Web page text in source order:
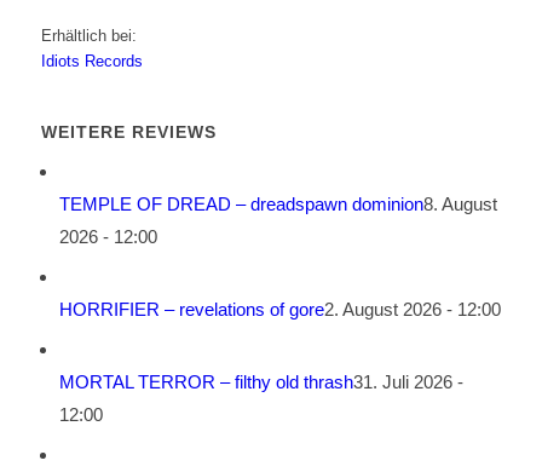
Erhältlich bei:
Idiots Records
WEITERE REVIEWS
TEMPLE OF DREAD – dreadspawn dominion8. August
2026 - 12:00
HORRIFIER – revelations of gore2. August 2026 - 12:00
MORTAL TERROR – filthy old thrash31. Juli 2026 -
12:00